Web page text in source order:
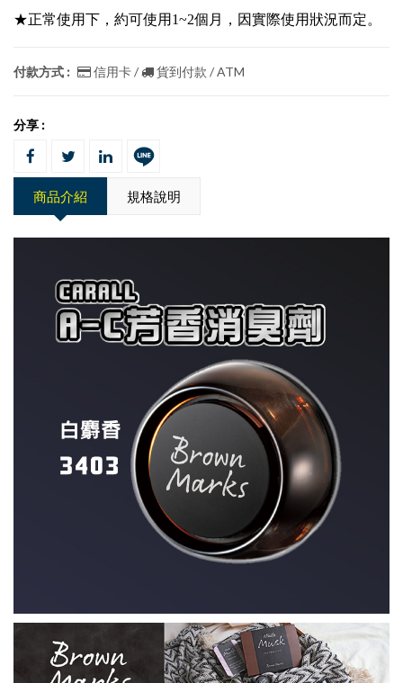
★正常使用下，約可使用1~2個月，因實際使用狀況而定。
付款方式 : 信用卡 / 貨到付款 / ATM
分享 :
商品介紹 規格說明